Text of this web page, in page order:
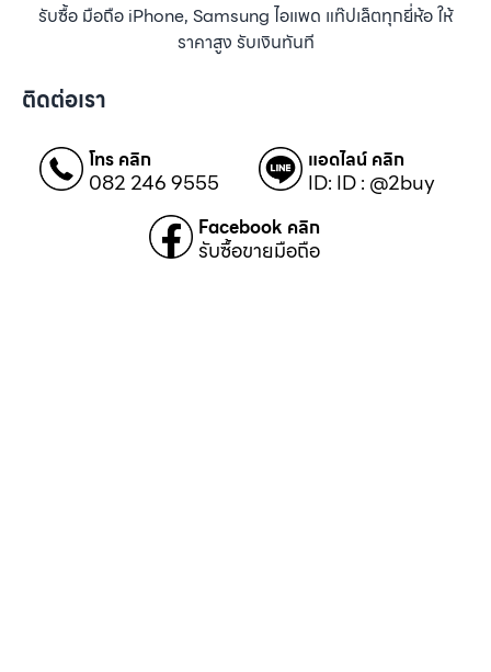
รับซื้อ มือถือ iPhone, Samsung ไอแพด แท๊ปเล็ตทุกยี่ห้อ ให้
ราคาสูง รับเงินทันที
ติดต่อเรา
โทร คลิก
082 246 9555
แอดไลน์ คลิก
ID: ID : @2buy
Facebook คลิก
รับซื้อขายมือถือ